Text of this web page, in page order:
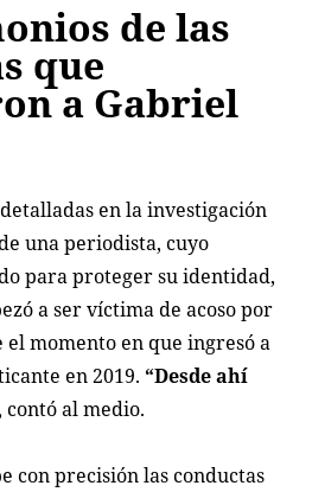
de las
que
a Gabriel
en la investigación
una periodista, cuyo
para proteger su identidad,
a ser víctima de acoso por
momento en que ingresó a
en 2019. “Desde ahí
, contó al medio.
con precisión las conductas